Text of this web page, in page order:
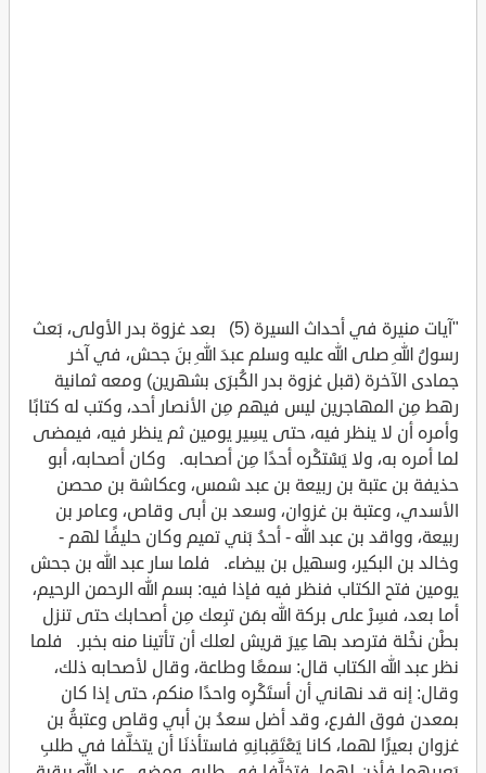
"آيات منيرة في أحداث السيرة (5) بعد غزوة بدر الأولى، بَعث
رسولُ اللهِ صلى الله عليه وسلم عبدَ اللهِ بنَ جحش، في آخر
جمادى الآخرة (قبل غزوة بدر الكُبرَى بشهرين) ومعه ثمانية
رهط مِن المهاجرين ليس فيهم مِن الأنصار أحد، وكتب له كتابًا
وأمره أن لا ينظر فيه، حتى يسِير يومين ثم ينظر فيه، فيمضى
لما أمره به، ولا يَسْتكْره أحدًا مِن أصحابه. وكان أصحابه، أبو
حذيفة بن عتبة بن ربيعة بن عبد شمس، وعكاشة بن محصن
الأسدي، وعتبة بن غزوان، وسعد بن أبى وقاص، وعامر بن
ربيعة، وواقد بن عبد الله - أحدُ بَني تميم وكان حليفًا لهم -
وخالد بن البكير، وسهيل بن بيضاء. فلما سار عبد الله بن جحش
يومين فتح الكتاب فنظر فيه فإذا فيه: بسم الله الرحمن الرحيم،
أما بعد، فسِرْ على بركة الله بمَن تبِعك مِن أصحابك حتى تنزل
بطْن نخْلة فترصد بها عِيرَ قريش لعلك أن تأتينا منه بخبر. فلما
نظر عبد الله الكتاب قال‏:‏ سمعًا وطاعة، وقال لأصحابه ذلك،
وقال: إنه قد نهاني أن أستَكْرِه واحدًا منكم، حتى إذا كان
بمعدن فوق الفرع، وقد أضل سعدُ بن أبي وقاص وعتبةُ بن
غزوان بعيرًا لهما، كانا يَعْتَقِبانِهِ فاستأذنَا أن يتخلَّفا في طلبِ